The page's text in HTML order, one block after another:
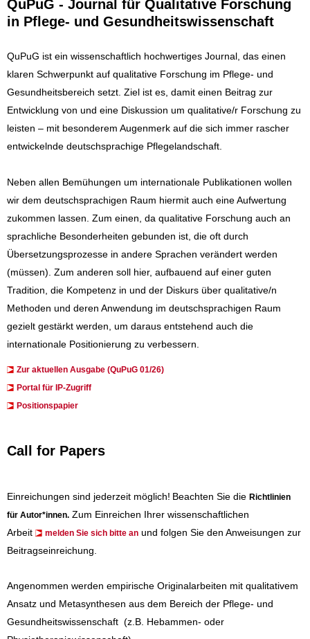
QuPuG - Journal für Qualitative Forschung
in Pflege- und Gesundheitswissenschaft
QuPuG ist ein wissenschaftlich hochwertiges Journal, das einen
klaren Schwerpunkt auf qualitative Forschung im Pflege- und
Gesundheitsbereich setzt. Ziel ist es, damit einen Beitrag zur
Entwicklung von und eine Diskussion um qualitative/r Forschung zu
leisten – mit besonderem Augenmerk auf die sich immer rascher
entwickelnde deutschsprachige Pflegelandschaft.
Neben allen Bemühungen um internationale Publikationen wollen
wir dem deutschsprachigen Raum hiermit auch eine Aufwertung
zukommen lassen. Zum einen, da qualitative Forschung auch an
sprachliche Besonderheiten gebunden ist, die oft durch
Übersetzungsprozesse in andere Sprachen verändert werden
(müssen). Zum anderen soll hier, aufbauend auf einer guten
Tradition, die Kompetenz in und der Diskurs über qualitative/n
Methoden und deren Anwendung im deutschsprachigen Raum
gezielt gestärkt werden, um daraus entstehend auch die
internationale Positionierung zu verbessern.
Zur aktuellen Ausgabe (QuPuG 01/26)
​​​Portal für IP-Zugriff
Positionspapier
Call for Papers
Einreichungen sind jederzeit möglich! Beachten Sie die Richtlinien
für Autor*innen. Zum Einreichen Ihrer wissenschaftlichen
Arbeit
melden Sie sich bitte an und folgen Sie den Anweisungen zur
Beitragseinreichung.
Angenommen werden empirische Originalarbeiten mit qualitativem
Ansatz und Metasynthesen aus dem Bereich der Pflege- und
Gesundheitswissenschaft (z.B. Hebammen- oder